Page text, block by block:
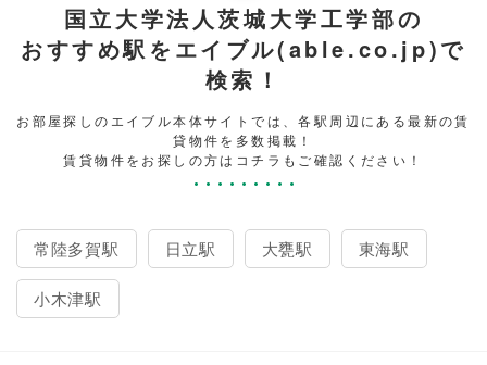
国立大学法人茨城大学工学部の
おすすめ駅をエイブル(able.co.jp)で
検索！
お部屋探しのエイブル本体サイトでは、各駅周辺にある最新の賃
貸物件を多数掲載！
賃貸物件をお探しの方はコチラもご確認ください！
常陸多賀駅 日立駅 大甕駅 東海駅
小木津駅